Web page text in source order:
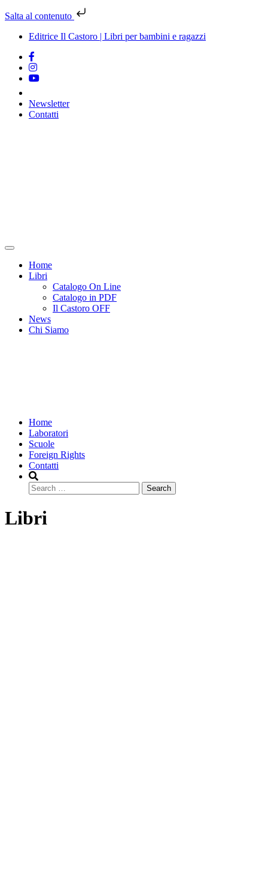
Salta al contenuto
Editrice Il Castoro | Libri per bambini e ragazzi
Newsletter
Contatti
Home
Libri
Catalogo On Line
Catalogo in PDF
Il Castoro OFF
News
Chi Siamo
Home
Laboratori
Scuole
Foreign Rights
Contatti
Search
Libri